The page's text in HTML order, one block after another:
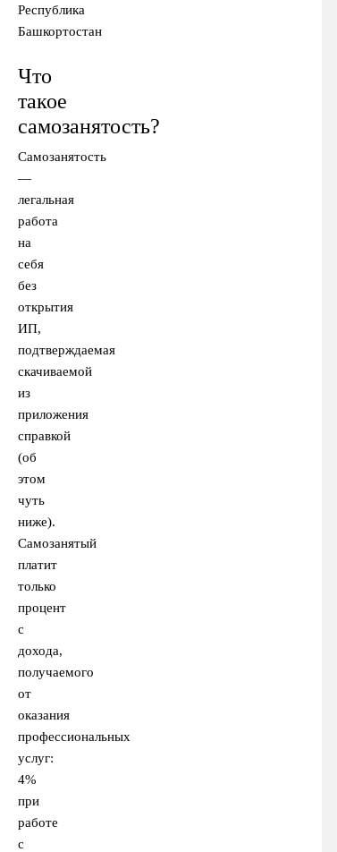
Республика
Башкортостан
Что
такое
самозанятость?
Самозанятость
—
легальная
работа
на
себя
без
открытия
ИП,
подтверждаемая
скачиваемой
из
приложения
справкой
(об
этом
чуть
ниже).
Самозанятый
платит
только
процент
с
дохода,
получаемого
от
оказания
профессиональных
услуг:
4%
при
работе
с